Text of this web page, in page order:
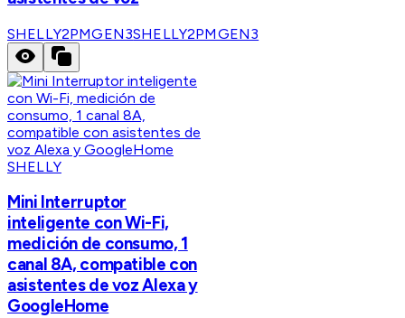
SHELLY2PMGEN3SHELLY2PMGEN3
SHELLY
Mini Interruptor
inteligente con Wi-Fi,
medición de consumo, 1
canal 8A, compatible con
asistentes de voz Alexa y
GoogleHome